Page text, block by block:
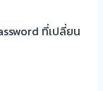
ที่เปลี่ยน